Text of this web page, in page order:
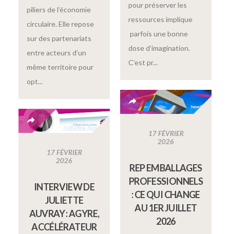
pour préserver les
ressources implique
parfois une bonne
dose d’imagination.
C’est pr...
piliers de l’économie
circulaire. Elle repose
sur des partenariats
entre acteurs d’un
même territoire pour
opt...
17 FÉVRIER
2026
REP EMBALLAGES
PROFESSIONNELS
: CE QUI CHANGE
AU 1ER JUILLET
2026
17 FÉVRIER
2026
INTERVIEW DE
JULIETTE
AUVRAY : AGYRE,
ACCÉLÉRATEUR